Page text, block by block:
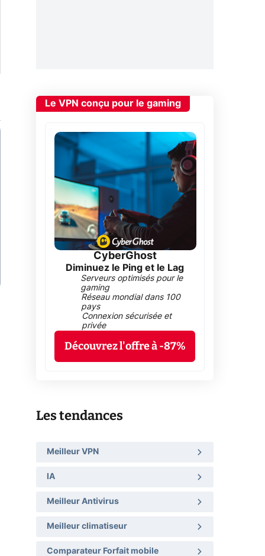
Le VPN conçu pour le gaming
CyberGhost
Diminuez le Ping et le Lag
Serveurs optimisés pour le
gaming
Réseau mondial dans 100
pays
Connexion sécurisée et
privée
Découvrez l'offre à -87%
Les tendances
Meilleur VPN
IA
Meilleur Antivirus
Meilleur climatiseur
Comparateur Forfait mobile